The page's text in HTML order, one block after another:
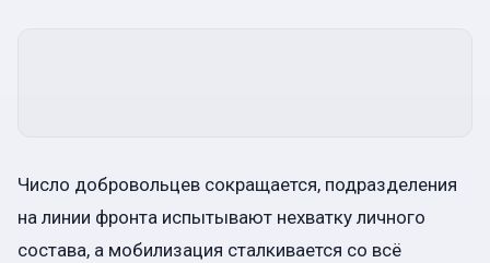
Число добровольцев сокращается, подразделения
на линии фронта испытывают нехватку личного
состава, а мобилизация сталкивается со всё